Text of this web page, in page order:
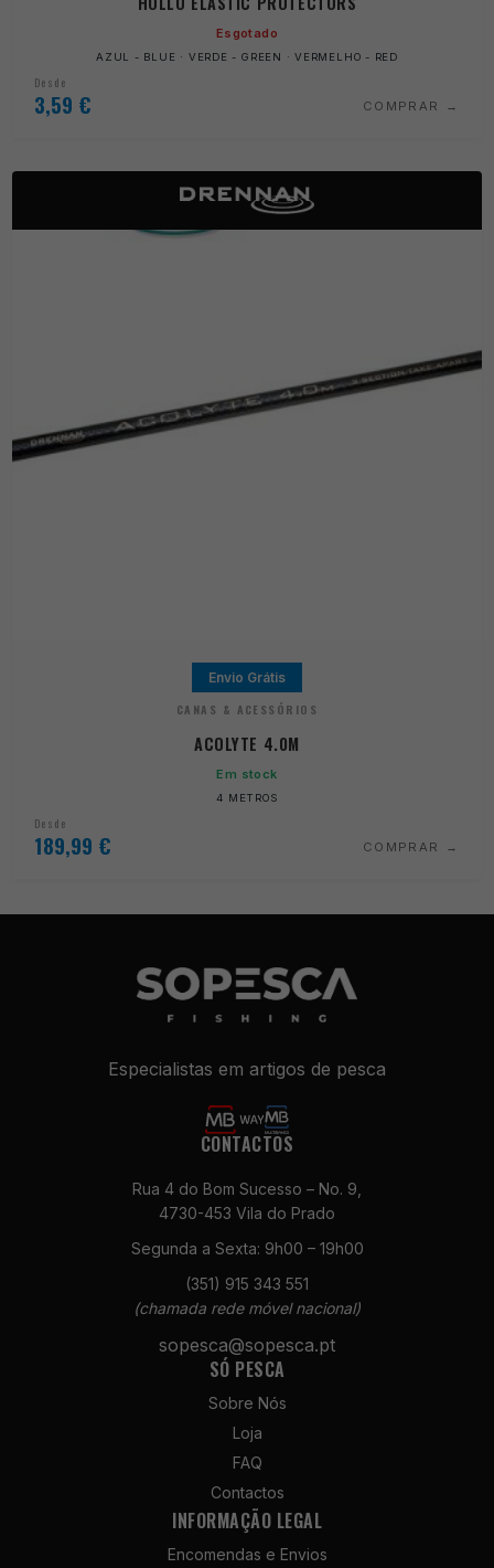
Esgotado
AZUL - BLUE · VERDE - GREEN · VERMELHO - RED
Desde
3,59 € COMPRAR
Envio Grátis
CANAS & ACESSÓRIOS
ACOLYTE 4.0M
Em stock
4 METROS
Desde
189,99 € COMPRAR
Especialistas em artigos de pesca
CONTACTOS
Rua 4 do Bom Sucesso – No. 9,
4730-453 Vila do Prado
Segunda a Sexta: 9h00 – 19h00
(351) 915 343 551
(chamada rede móvel nacional)
sopesca@sopesca.pt
SÓ PESCA
Sobre Nós
Loja
FAQ
Contactos
INFORMAÇÃO LEGAL
Encomendas e Envios
Necessários
Estes cookies
não são
opcionais. São
funcionamento
Estatísticas
Para que
possamos